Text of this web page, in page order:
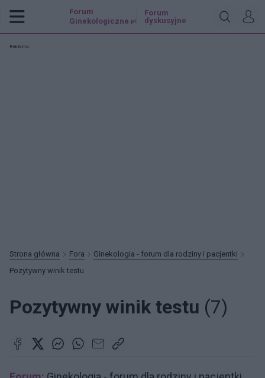
Forum
Ginekologiczne .pl
Forum
dyskusyjne
Reklama:
Strona główna Fora
Ginekologia - forum dla rodziny i pacjentki
Pozytywny winik testu
Pozytywny winik testu (7)